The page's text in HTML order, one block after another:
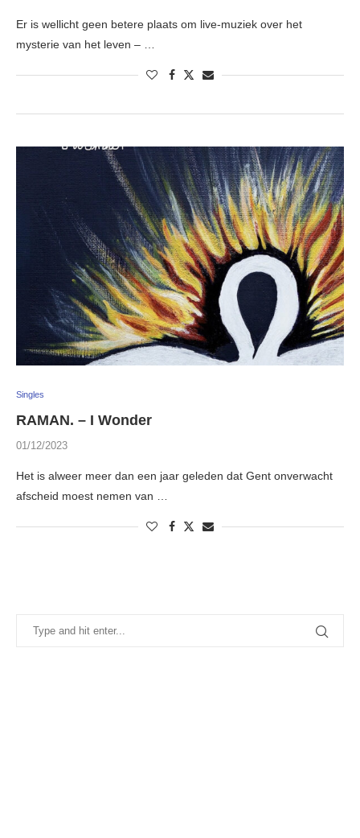
Er is wellicht geen betere plaats om live-muziek over het
mysterie van het leven – …
Singles
RAMAN. – I Wonder
01/12/2023
Het is alweer meer dan een jaar geleden dat Gent onverwacht
afscheid moest nemen van …